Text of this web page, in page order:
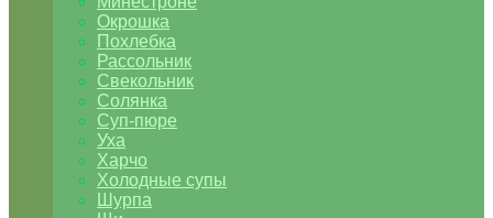
Окрошка
Похлебка
Рассольник
Свекольник
Солянка
Суп-пюре
Уха
Харчо
Холодные супы
Шурпа